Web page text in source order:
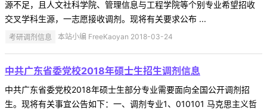
源不足，且人文社科学院、管理信息与工程学院等个别专业希望招收
交叉学科生源，一志愿接收调剂。现将有关要求公布 ...
考研调剂信息 本站小编 FreeKaoyan 2018-03-24
中共广东省委党校2018年硕士生招生调剂信息
中共广东省委党校2018年硕士生部分专业需要面向全国公开调剂招
生。现将有关事宜公告如下：一、调剂专业1、010101 马克思主义哲